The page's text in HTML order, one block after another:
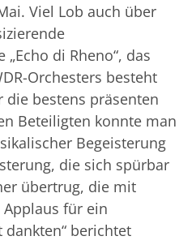
Viel Lob auch über
di Rheno“, das
Orchesters besteht
bestens präsenten
Beteiligten konnte man
Begeisterung
die sich spürbar
übertrug, die mit
für ein
dankten“ berichtet